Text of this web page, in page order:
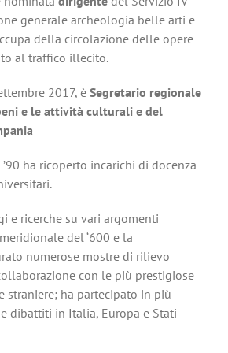
generale archeologia belle arti e
della circolazione delle opere
al traffico illecito.
2017, è Segretario regionale
e le attività culturali e del
ha ricoperto incarichi di docenza
e ricerche su vari argomenti
del ‘600 e la
numerose mostre di rilievo
con le più prestigiose
straniere; ha partecipato in più
dibattiti in Italia, Europa e Stati